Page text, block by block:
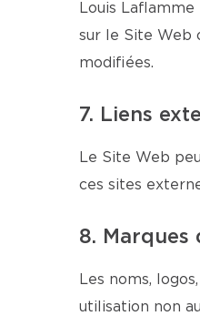
Louis
sur le Site Web
modifiées.
7. Liens
Le Site Web
ces sites
8. Marques
Les noms,
utilisation non